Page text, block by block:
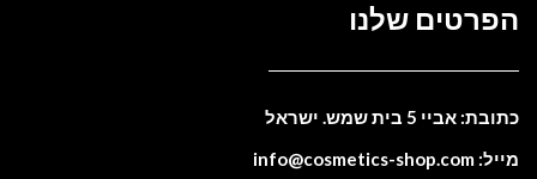
הפרטים שלנו
כתובת: אביי 5 בית שמש. ישראל
מייל: info@cosmetics-shop.com